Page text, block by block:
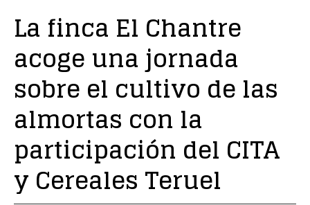
La finca El Chantre
acoge una jornada
sobre el cultivo de las
almortas con la
participación del CITA
y Cereales Teruel